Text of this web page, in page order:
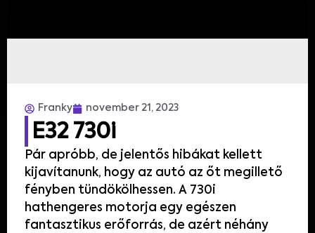
Franky november 21, 2023
E32 730i
Pár apróbb, de jelentős hibákat kellett
kijavítanunk, hogy az autó az őt megillető
fényben tündökölhessen. A 730i
hathengeres motorja egy egészen
fantasztikus erőforrás, de azért néhány